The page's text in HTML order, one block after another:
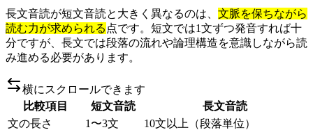
長文音読が短文音読と大きく異なるのは、 文脈を保ちながら
読む力が求められる 点です。短文では1文ずつ発音すれば十
分ですが、長文では段落の流れや論理構造を意識しながら読
み進める必要があります。
横にスクロールできます
比較項目
短文音読
長文音読
文の長さ
1〜3文 10文以上（段落単位）